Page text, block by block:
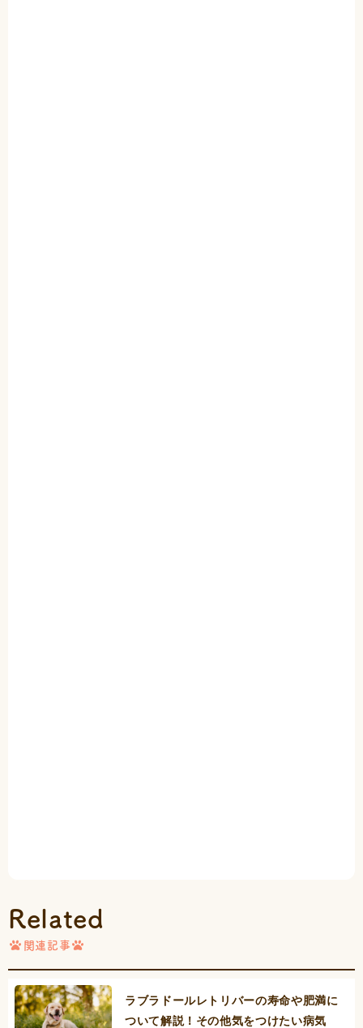
Related
関連記事
ラブラドールレトリバーの寿命や肥満に
ついて解説！その他気をつけたい病気